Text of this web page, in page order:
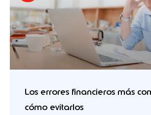
Los errores financieros más
cómo evitarlos